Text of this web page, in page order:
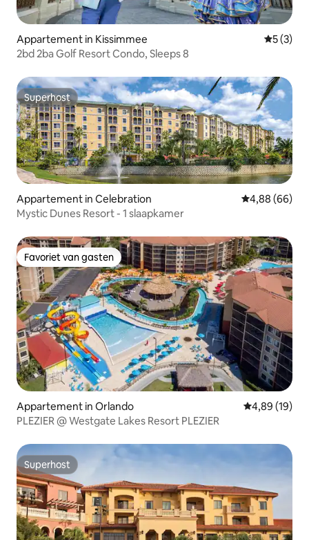
Appartement in Kissimmee
5 (3)
2bd 2ba Golf Resort Condo, Sleeps 8
Superhost
Superhost
Appartement in Celebration Gemiddelde
4,88 (66)
Mystic Dunes Resort - 1 slaapkamer
Favoriet van gasten
Favoriet van gasten
Appartement in Orlando Gemiddelde
4,89 (19)
PLEZIER @ Westgate Lakes Resort PLEZIER
Superhost
Superhost